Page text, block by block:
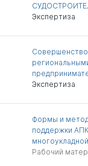
Экспертиза
Экспертиза
Формы и
поддержки
Рабочий